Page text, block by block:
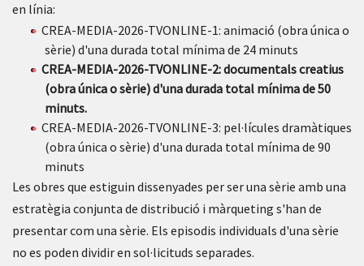
en línia:
CREA-MEDIA-2026-TVONLINE-1: animació (obra única o
sèrie) d'una durada total mínima de 24 minuts
CREA-MEDIA-2026-TVONLINE-2: documentals creatius
(obra única o sèrie) d'una durada total mínima de 50
minuts.
CREA-MEDIA-2026-TVONLINE-3: pel·lícules dramàtiques
(obra única o sèrie) d'una durada total mínima de 90
minuts
Les obres que estiguin dissenyades per ser una sèrie amb una
estratègia conjunta de distribució i màrqueting s'han de
presentar com una sèrie. Els episodis individuals d'una sèrie
no es poden dividir en sol·licituds separades.